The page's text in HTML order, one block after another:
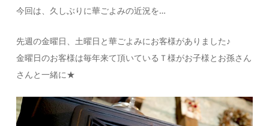
今回は、久しぶりに華ごよみの近況を…
先週の金曜日、土曜日と華ごよみにお客様がありました♪
金曜日のお客様は毎年来て頂いているＴ様がお子様とお孫さん
さんと一緒に★